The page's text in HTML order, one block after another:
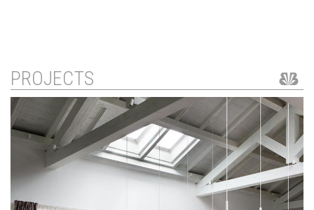
PROJECTS